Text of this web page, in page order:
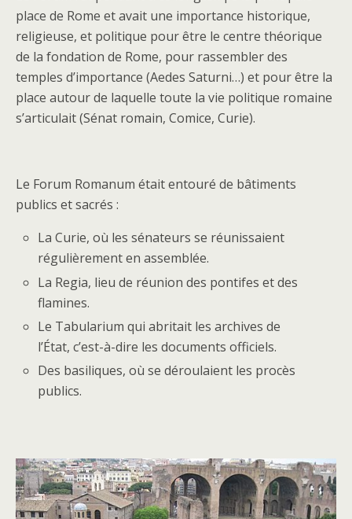
place de Rome et avait une importance historique,
religieuse, et politique pour être le centre théorique
de la fondation de Rome, pour rassembler des
temples d’importance (Aedes Saturni…) et pour être la
place autour de laquelle toute la vie politique romaine
s’articulait (Sénat romain, Comice, Curie).
Le Forum Romanum était entouré de bâtiments
publics et sacrés :
La Curie, où les sénateurs se réunissaient
régulièrement en assemblée.
La Regia, lieu de réunion des pontifes et des
flamines.
Le Tabularium qui abritait les archives de
l’État, c’est-à-dire les documents officiels.
Des basiliques, où se déroulaient les procès
publics.